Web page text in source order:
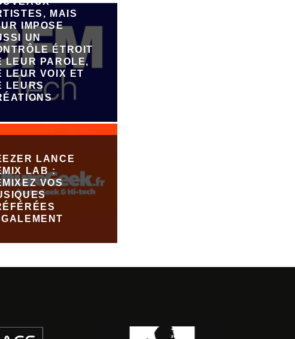
MAIS
IMPOSE
UN
ÉTROIT
LEUR PAROLE,
LEUR VOIX ET
LEURS
LANCE
LAB :
VOS